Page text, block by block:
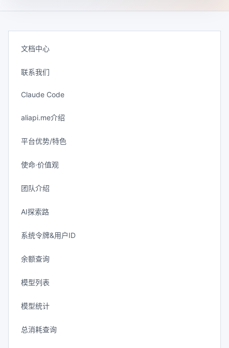
文档中心
联系我们
Claude Code
aliapi.me介绍
平台优势/特色
使命·价值观
团队介绍
AI探索路
系统令牌&用户ID
余额查询
模型列表
模型统计
总消耗查询